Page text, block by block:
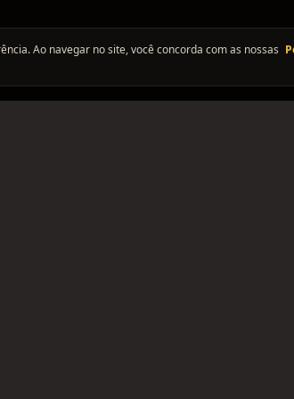
Ao navegar no site, você concorda com as nossas